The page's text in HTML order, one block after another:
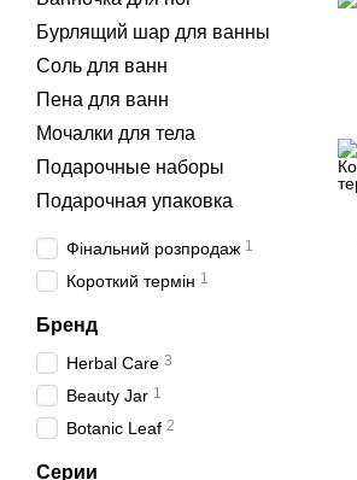
Бурлящий шар для ванны
Соль для ванн
Пена для ванн
Мочалки для тела
Подарочные наборы
Подарочная упаковка
Фінальний розпродаж 1
Короткий термін 1
Бренд
Herbal Care 3
Beauty Jar 1
Botanic Leaf 2
Серии